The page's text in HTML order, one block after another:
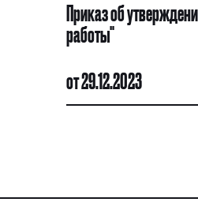
Приказ об
работы"
от 29.12.2023